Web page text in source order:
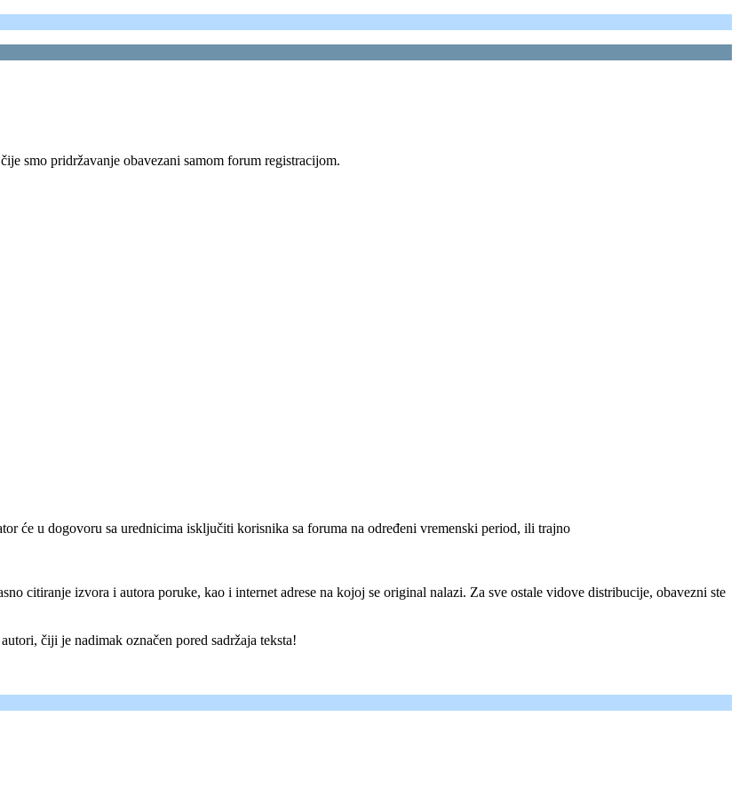
smo pridržavanje obavezani samom forum registracijom.
će u dogovoru sa urednicima isključiti korisnika sa foruma na određeni vremenski period, ili trajno
citiranje izvora i autora poruke, kao i internet adrese na kojoj se original nalazi. Za sve ostale vidove distribucije, obavezni ste
čiji je nadimak označen pored sadržaja teksta!